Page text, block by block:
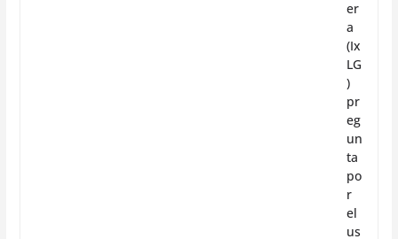
er
a
(Ix
LG
)
pr
eg
un
ta
po
r
el
us